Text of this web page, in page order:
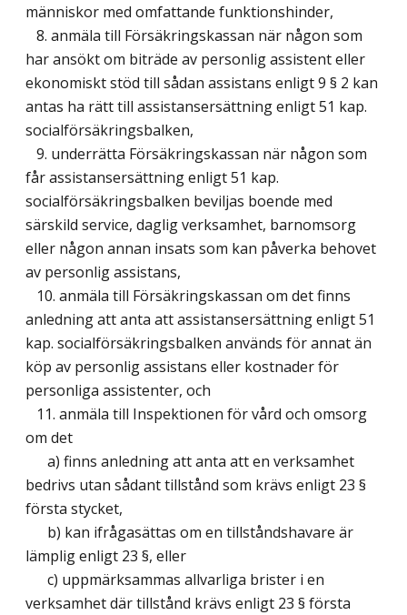
människor med omfattande funktionshinder,
8. anmäla till Försäkringskassan när någon som
har ansökt om biträde av personlig assistent eller
ekonomiskt stöd till sådan assistans enligt 9 § 2 kan
antas ha rätt till assistansersättning enligt 51 kap.
socialförsäkringsbalken,
9. underrätta Försäkringskassan när någon som
får assistansersättning enligt 51 kap.
socialförsäkringsbalken beviljas boende med
särskild service, daglig verksamhet, barnomsorg
eller någon annan insats som kan påverka behovet
av personlig assistans,
10. anmäla till Försäkringskassan om det finns
anledning att anta att assistansersättning enligt 51
kap. socialförsäkringsbalken används för annat än
köp av personlig assistans eller kostnader för
personliga assistenter, och
11. anmäla till Inspektionen för vård och omsorg
om det
a) finns anledning att anta att en verksamhet
bedrivs utan sådant tillstånd som krävs enligt 23 §
första stycket,
b) kan ifrågasättas om en tillståndshavare är
lämplig enligt 23 §, eller
c) uppmärksammas allvarliga brister i en
verksamhet där tillstånd krävs enligt 23 § första